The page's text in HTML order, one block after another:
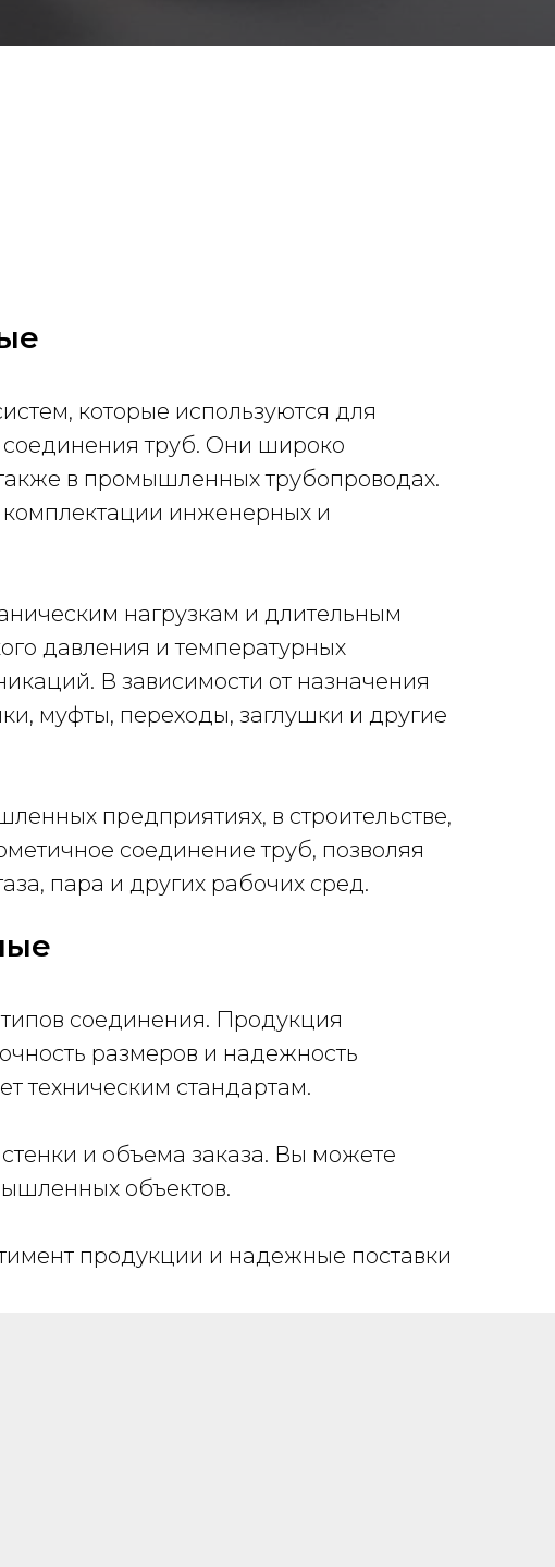
которые используются для
соединения труб. Они широко
в промышленных трубопроводах.
инженерных и
нагрузкам и длительным
давления и температурных
В зависимости от назначения
муфты, переходы, заглушки и другие
предприятиях, в строительстве,
соединение труб, позволяя
пара и других рабочих сред.
соединения. Продукция
размеров и надежность
техническим стандартам.
и объема заказа. Вы можете
объектов.
продукции и надежные поставки